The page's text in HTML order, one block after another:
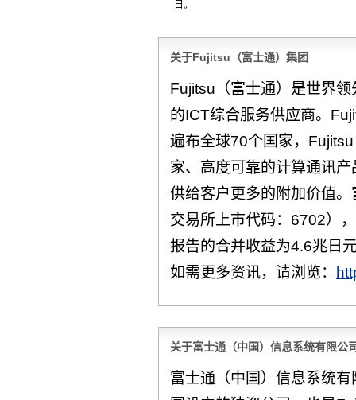
日。
关于Fujitsu（富士通）集团
Fujitsu（富士通）是世界
的ICT综合服务供应商。
遍布全球70个国家，
家、高度可靠的计算通讯
供给客户更多的附加价值
交易所上市代码：6702）
报告的合并收益为4.6兆日
如需更多资讯，请浏览：
关于富士通（中国）信息系统有限公
富士通（中国）信息系统